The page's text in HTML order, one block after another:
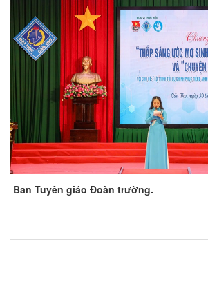
Ban Tuyên giáo Đoàn trường.